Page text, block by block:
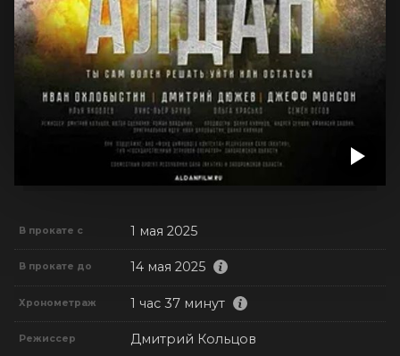
В прокате с 1 мая 2025
В прокате до 14 мая 2025
Хронометраж 1 час 37 минут
Режиссер Дмитрий Кольцов